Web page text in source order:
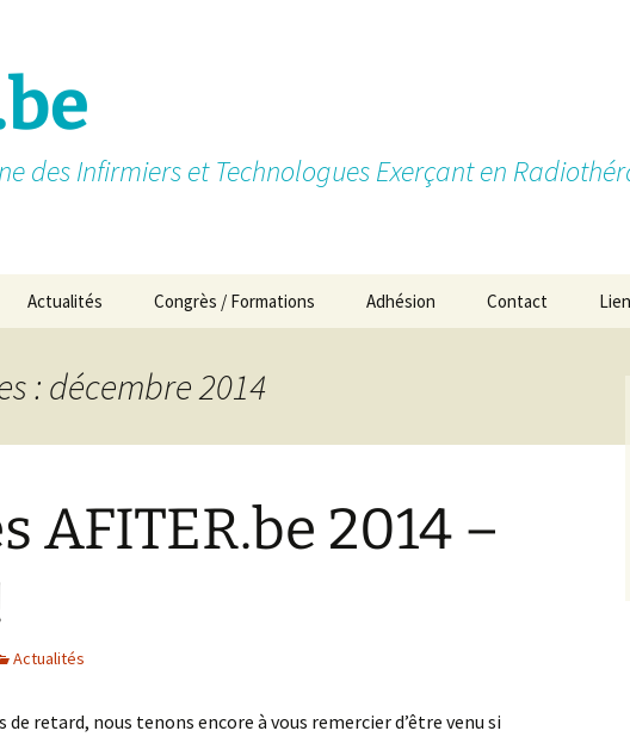
des Infirmiers et Technologues Exerçant en
Actualités Congrès / Formations Adhésion
Formulaires d’Adhésion
Contact
: décembre 2014
AFITER.be 2014 –
Actualités
de retard, nous tenons encore à vous remercier d’être venu si